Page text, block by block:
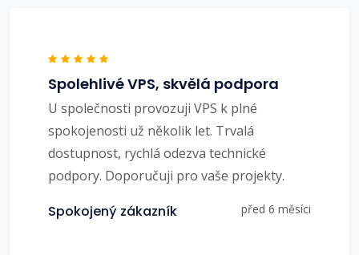
Spolehlivé VPS, skvělá podpora
U společnosti provozuji VPS k plné
spokojenosti už několik let. Trvalá
dostupnost, rychlá odezva technické
podpory. Doporučuji pro vaše projekty.
Spokojený zákazník před 6 měsíci